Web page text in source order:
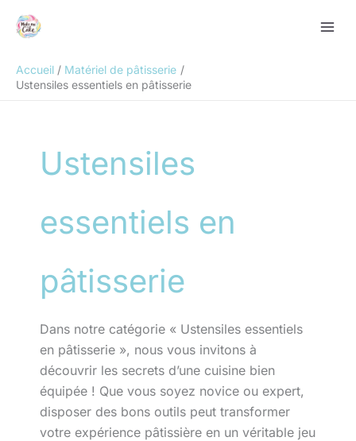
Accueil
Matériel de pâtisserie
Ustensiles essentiels en pâtisserie
Ustensiles
essentiels en
pâtisserie
Dans notre catégorie « Ustensiles essentiels
en pâtisserie », nous vous invitons à
découvrir les secrets d’une cuisine bien
équipée ! Que vous soyez novice ou expert,
disposer des bons outils peut transformer
votre expérience pâtissière en un véritable jeu